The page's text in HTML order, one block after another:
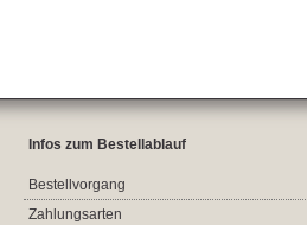
Infos zum Bestellablauf
Bestellvorgang
Zahlungsarten